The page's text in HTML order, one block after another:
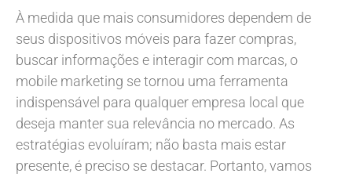
À medida que mais consumidores dependem de
seus dispositivos móveis para fazer compras,
buscar informações e interagir com marcas, o
mobile marketing se tornou uma ferramenta
indispensável para qualquer empresa local que
deseja manter sua relevância no mercado. As
estratégias evoluíram; não basta mais estar
presente, é preciso se destacar. Portanto, vamos